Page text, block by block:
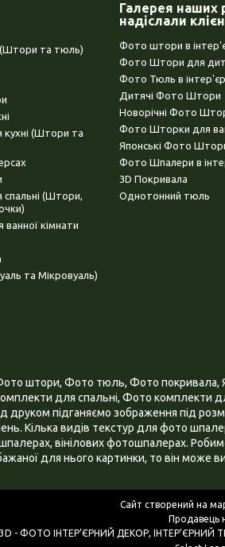
та тюль)
(Штори та
(Штори,
кімнати
та Мікровуаль)
Галерея наших
надіслали
Фото штори в
Фото Штори для
Фото Тюль в
Дитячі Фото Штори
Новорічні Фото
Фото Шторки для
Японські Фото
Фото Шпалери в
3D Покривала
Однотонний тюль
штори, Фото тюль, Фото покривала,
для спальні, Фото комплекти
підганяємо зображення під
Кілька видів текстур для фото
вінілових фотошпалерах.
для нього картинки, то він може
Сайт створений на
Продавець